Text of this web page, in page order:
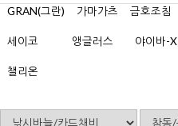
GRAN(그란) 가마가츠 금호조침
세이코 앵글러스 야이바-X
챌리온